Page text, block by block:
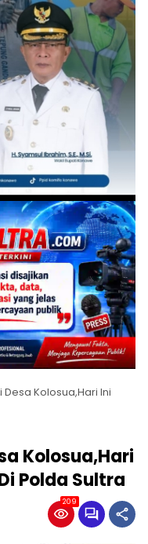
Kolosua,Hari Ini
Kolosua,Hari
Polda Sultra
209